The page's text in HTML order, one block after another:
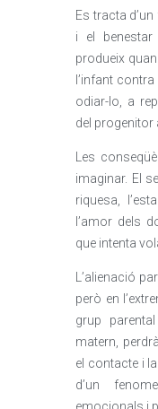
Es tracta
i el
produeix
l’infant
odiar-lo, a
del progenitor
Les
imaginar. El
riquesa,
l’amor dels
que intenta
L’alienació
però en
grup
matern,
el contacte i
d’un